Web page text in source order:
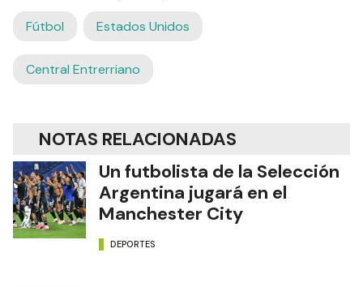
Fútbol Estados Unidos
Central Entrerriano
NOTAS RELACIONADAS
Un futbolista de la Selección
Argentina jugará en el
Manchester City
DEPORTES